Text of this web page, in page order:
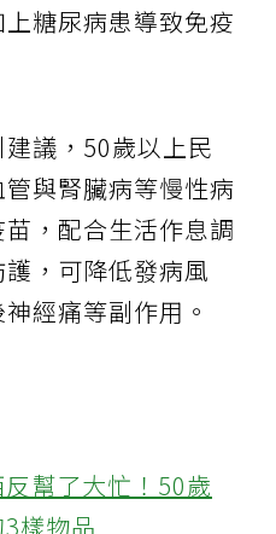
糖尿病患導致免疫
議，50歲以上民
與腎臟病等慢性病
，配合生活作息調
，可降低發病風
經痛等副作用。
幫了大忙！50歲
樣物品